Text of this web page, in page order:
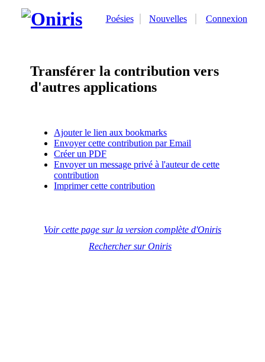
Poésies Nouvelles Connexion
Transférer la contribution vers
d'autres applications
Ajouter le lien aux bookmarks
Envoyer cette contribution par Email
Créer un PDF
Envoyer un message privé à l'auteur de cette
contribution
Imprimer cette contribution
Voir cette page sur la version complète d'Oniris
Rechercher sur Oniris